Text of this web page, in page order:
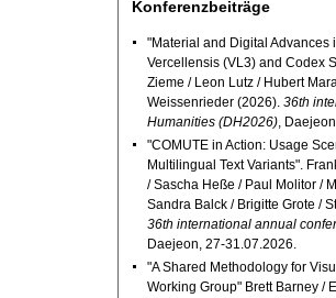
Konferenzbeiträge
"Material and Digital Advances
Vercellensis (VL3) and Codex
Zieme / Leon Lutz / Hubert
Weissenrieder (2026).36th
Humanities (DH2026),
"COMUTE in Action: Usage
Multilingual Text Variants".
/ Sascha Heße / Paul Molitor /
Sandra Balck / Brigitte Grote /
36th international annual
Daejeon, 27-31.07.2026.
"A Shared Methodology for
Working Group" Brett Barney /